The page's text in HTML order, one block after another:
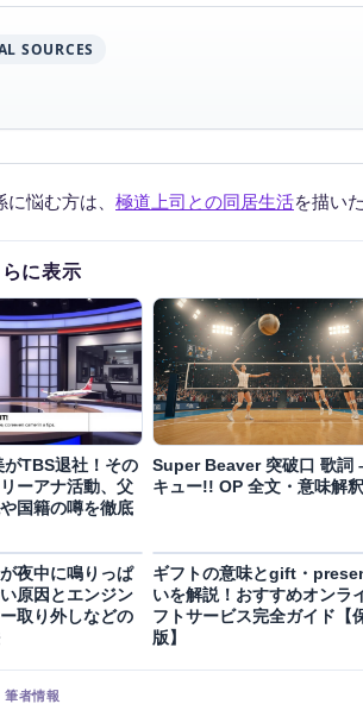
SOURCES
悩む方は、 極道上司との同居生活を描い
に表示
TBS退社！その
ーアナ活動、父
国籍の噂を徹底
Super Beaver 突破口 歌詞
キュー!! OP 全文・意味解釈
夜中に鳴りっぱ
原因とエンジン
取り外しなどの
ギフトの意味とgift・
いを解説！おすすめオンラ
フトサービス完全ガイド【
版】
筆者情報